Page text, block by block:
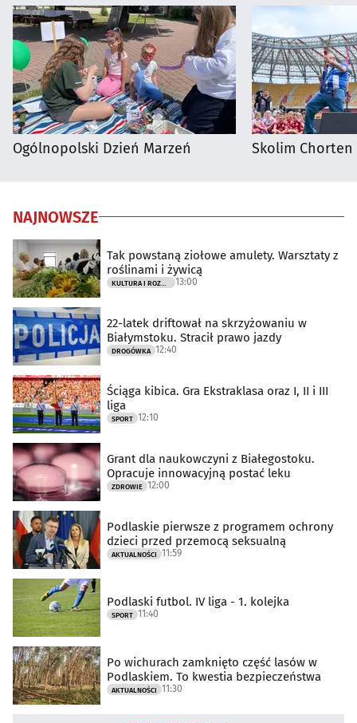
Ogólnopolski Dzień Marzeń Skolim Chorten
NAJNOWSZE
Tak powstaną ziołowe amulety. Warsztaty z
roślinami i żywicą
KULTURA I ROZRYWKA 13:00
22-latek driftował na skrzyżowaniu w
Białymstoku. Stracił prawo jazdy
DROGÓWKA 12:40
Ściąga kibica. Gra Ekstraklasa oraz I, II i III
liga
SPORT 12:10
Grant dla naukowczyni z Białegostoku.
Opracuje innowacyjną postać leku
ZDROWIE 12:00
Podlaskie pierwsze z programem ochrony
dzieci przed przemocą seksualną
AKTUALNOŚCI 11:59
Podlaski futbol. IV liga - 1. kolejka
SPORT 11:40
Po wichurach zamknięto część lasów w
Podlaskiem. To kwestia bezpieczeństwa
AKTUALNOŚCI 11:30